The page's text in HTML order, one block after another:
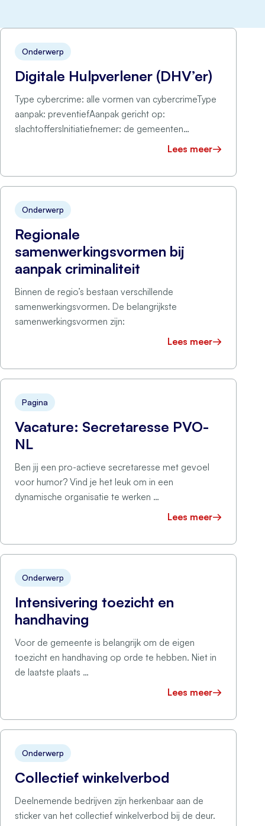
Digitale Hulpverlener (DHV’er)
Onderwerp
Type cybercrime: alle vormen van cybercrimeType
aanpak: preventiefAanpak gericht op:
slachtoffersInitiatiefnemer: de gemeenten
Haarlem/Zandvoort, Alkmaar en Purmerend
mkb-bedrijven …
Lees meer
Regionale
samenwerkingsvormen bij
aanpak criminaliteit
Onderwerp
Binnen de regio’s bestaan verschillende
samenwerkingsvormen. De belangrijkste
samenwerkingsvormen zijn:
Lees meer
Vacature: Secretaresse PVO-
NL
Pagina
Ben jij een pro-actieve secretaresse met gevoel
voor humor? Vind je het leuk om in een
dynamische organisatie te werken …
Lees meer
Intensivering toezicht en
handhaving
Onderwerp
Voor de gemeente is belangrijk om de eigen
toezicht en handhaving op orde te hebben. Niet in
de laatste plaats …
Lees meer
Collectief winkelverbod
Onderwerp
Deelnemende bedrijven zijn herkenbaar aan de
sticker van het collectief winkelverbod bij de deur.